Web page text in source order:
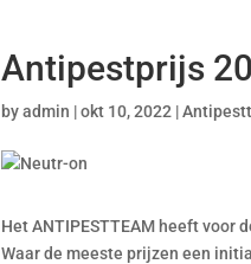
Antipestprijs
byadmin |okt 10, 2022 |
Het ANTIPESTTEAM heeft voor
Waar de meeste prijzen een